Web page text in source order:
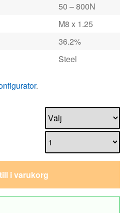
50 – 800N
M8 x 1.25
36.2%
Steel
.
i varukorg